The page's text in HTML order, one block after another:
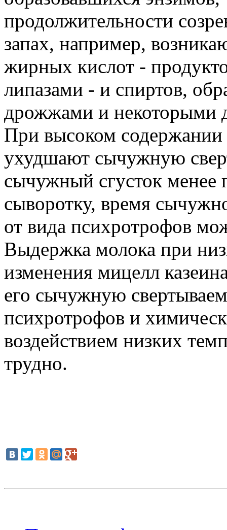
продолжительности
запах, например,
жирных кислот -
липазами - и спиртов,
дрожжами и некоторыми
При высоком
ухудшают сычужную
сычужный сгусток
сыворотку, время
от вида психротрофов
Выдержка молока при
изменения мицелл
его сычужную
психротрофов и
воздействием низких
трудно.